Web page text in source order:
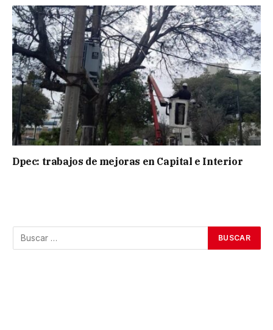
Dpec: trabajos de mejoras en Capital e Interior